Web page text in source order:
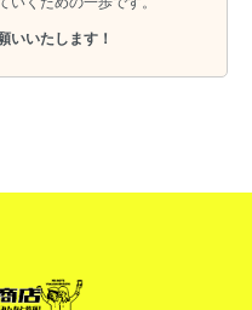
いいたします！